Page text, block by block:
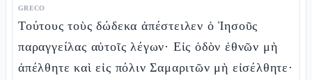
GRECO
Τούτους τοὺς δώδεκα ἀπέστειλεν ὁ Ἰησοῦς
παραγγείλας αὐτοῖς λέγων· Εἰς ὁδὸν ἐθνῶν μὴ
ἀπέλθητε καὶ εἰς πόλιν Σαμαριτῶν μὴ εἰσέλθητε·